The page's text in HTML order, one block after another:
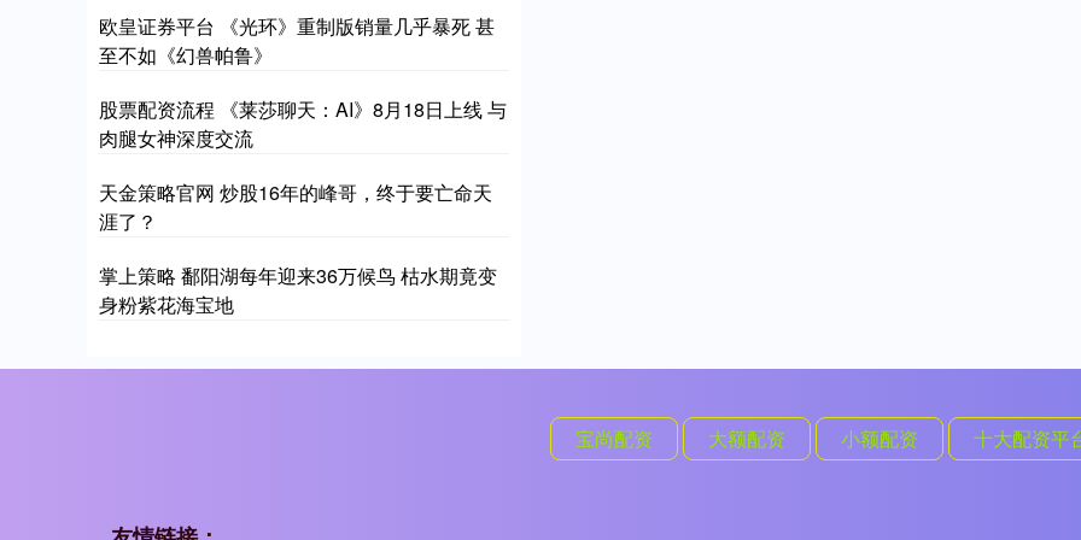
欧皇证券平台 《光环》重制版销量几乎暴死 甚
至不如《幻兽帕鲁》
股票配资流程 《莱莎聊天：AI》8月18日上线 与
肉腿女神深度交流
天金策略官网 炒股16年的峰哥，终于要亡命天
涯了？
掌上策略 鄱阳湖每年迎来36万候鸟 枯水期竟变
身粉紫花海宝地
宝尚配资 大额配资 小额配资 十大配资平